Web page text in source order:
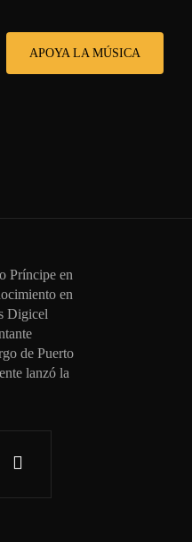
APOYA LA MÚSICA
Príncipe en
en
Digicel
de Puerto
lanzó la